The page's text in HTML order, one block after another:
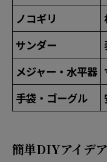
ノコギリ
サンダー
メジャー・水平器
手袋・ゴーグル
簡単DIYアイデア